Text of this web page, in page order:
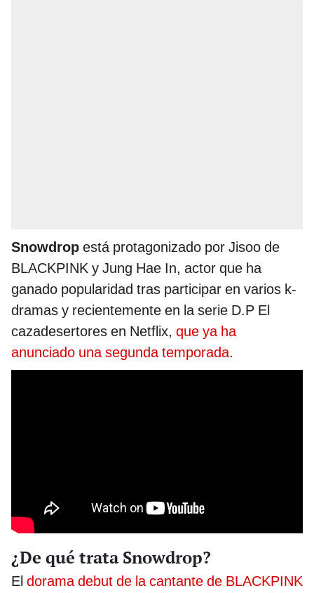
Snowdrop está protagonizado por Jisoo de
BLACKPINK y Jung Hae In, actor que ha
ganado popularidad tras participar en varios k-
dramas y recientemente en la serie D.P El
cazadesertores en Netflix, que ya ha
anunciado una segunda temporada.
¿De qué trata Snowdrop?
El dorama debut de la cantante de BLACKPINK